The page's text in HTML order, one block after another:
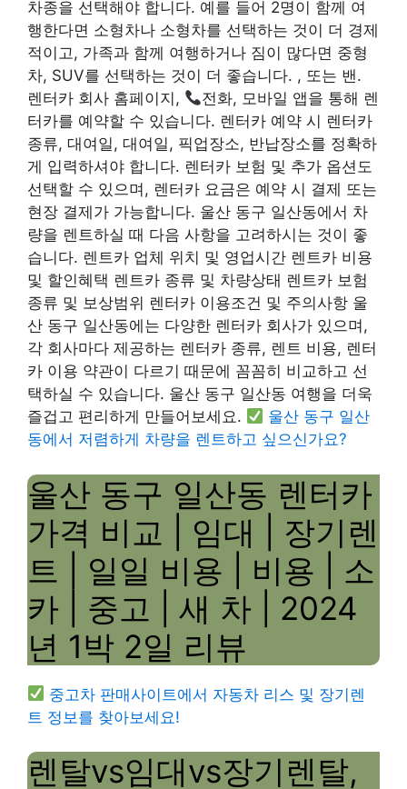
차종을 선택해야 합니다. 예를 들어 2명이 함께 여
행한다면 소형차나 소형차를 선택하는 것이 더 경제
적이고, 가족과 함께 여행하거나 짐이 많다면 중형
차, SUV를 선택하는 것이 더 좋습니다. , 또는 밴.
렌터카 회사 홈페이지,
전화, 모바일 앱을 통해 렌
터카를 예약할 수 있습니다. 렌터카 예약 시 렌터카
종류, 대여일, 대여일, 픽업장소, 반납장소를 정확하
게 입력하셔야 합니다. 렌터카 보험 및 추가 옵션도
선택할 수 있으며, 렌터카 요금은 예약 시 결제 또는
현장 결제가 가능합니다. 울산 동구 일산동에서 차
량을 렌트하실 때 다음 사항을 고려하시는 것이 좋
습니다. 렌트카 업체 위치 및 영업시간 렌트카 비용
및 할인혜택 렌트카 종류 및 차량상태 렌트카 보험
종류 및 보상범위 렌터카 이용조건 및 주의사항 울
산 동구 일산동에는 다양한 렌터카 회사가 있으며,
각 회사마다 제공하는 렌터카 종류, 렌트 비용, 렌터
카 이용 약관이 다르기 때문에 꼼꼼히 비교하고 선
택하실 수 있습니다. 울산 동구 일산동 여행을 더욱
즐겁고 편리하게 만들어보세요.
울산 동구 일산
동에서 저렴하게 차량을 렌트하고 싶으신가요?
울산 동구 일산동 렌터카
가격 비교 | 임대 | 장기렌
트 | 일일 비용 | 비용 | 소
카 | 중고 | 새 차 | 2024
년 1박 2일 리뷰
중고차 판매사이트에서 자동차 리스 및 장기렌
트 정보를 찾아보세요!
렌탈vs임대vs장기렌탈,